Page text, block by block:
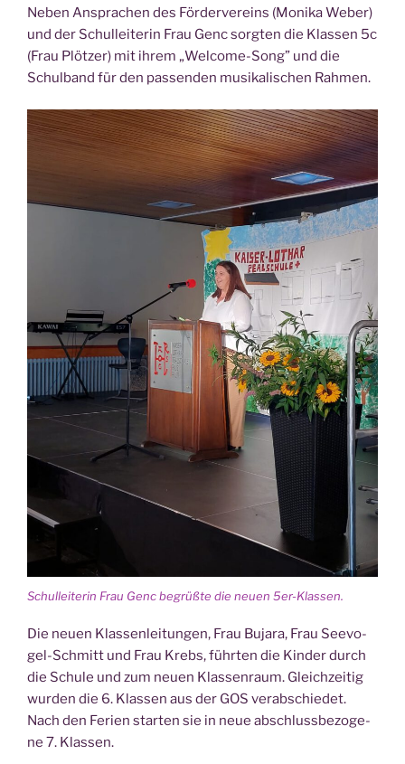
Neben Anspra­chen des För­der­ver­eins (Moni­ka Weber)
und der Schul­lei­te­rin Frau Genc sorg­ten die Klas­sen 5c
(Frau Plöt­zer) mit ihrem „Wel­co­me-Song” und die
Schul­band für den pas­sen­den musi­ka­li­schen Rahmen.
Schul­lei­te­rin Frau Genc begrüß­te die neu­en 5er-Klassen.
Die neu­en Klassen­leitungen, Frau Buja­ra, Frau See­vo­
gel-Schmitt und Frau Krebs, führ­ten die Kin­der durch
die Schu­le und zum neu­en Klassen­raum. Gleich­zei­tig
wur­den die 6. Klas­sen aus der GOS ver­ab­schie­det.
Nach den Feri­en star­ten sie in neue abschluss­be­zo­ge­
ne 7. Klassen.